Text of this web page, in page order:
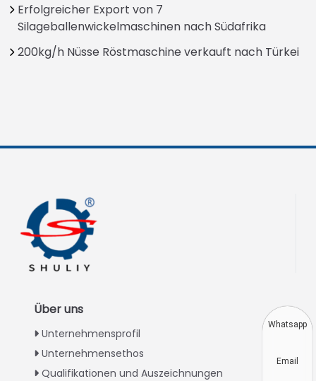
Erfolgreicher Export von 7
Silageballenwickelmaschinen nach Südafrika
200kg/h Nüsse Röstmaschine verkauft nach Türkei
Über uns
Unternehmensprofil
Unternehmensethos
Qualifikationen und Auszeichnungen
Indonesian
Turkish
Swahili
Urdu
Whatsapp
Email